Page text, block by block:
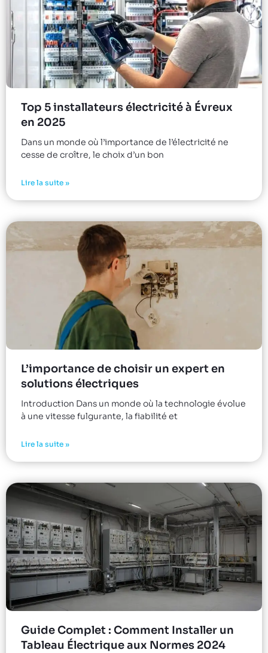
Top 5 installateurs électricité à Évreux
en 2025
Dans un monde où l’importance de l’électricité ne
cesse de croître, le choix d’un bon
Lire la suite »
L’importance de choisir un expert en
solutions électriques
Introduction Dans un monde où la technologie évolue
à une vitesse fulgurante, la fiabilité et
Lire la suite »
Guide Complet : Comment Installer un
Tableau Électrique aux Normes 2024